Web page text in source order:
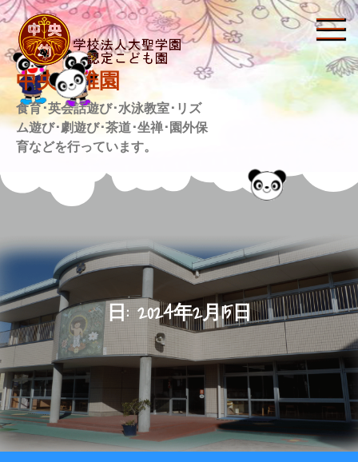
Skip
to
content
中央幼稚園
食育･英会話遊び･水泳教室･リズ
ム遊び･劇遊び･茶道･坐禅･園外保
育などを行っています。
日: 2024年2月15日